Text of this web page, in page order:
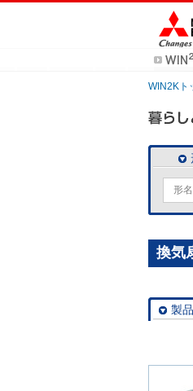
WIN2Kト
換気
製